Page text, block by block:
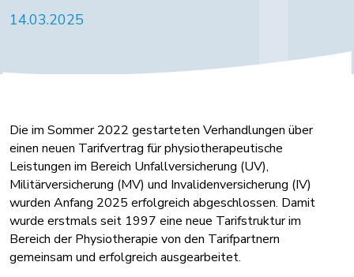
14.03.2025
Die im Sommer 2022 gestarteten Verhandlungen über
einen neuen Tarifvertrag für physiotherapeutische
Leistungen im Bereich Unfallversicherung (UV),
Militärversicherung (MV) und Invalidenversicherung (IV)
wurden Anfang 2025 erfolgreich abgeschlossen. Damit
wurde erstmals seit 1997 eine neue Tarifstruktur im
Bereich der Physiotherapie von den Tarifpartnern
gemeinsam und erfolgreich ausgearbeitet.